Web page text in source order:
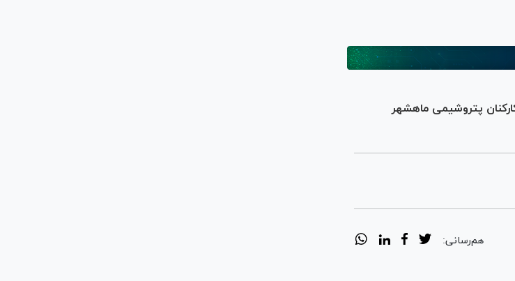
پتروشیمی ماهشهر
هم‌رسانی: